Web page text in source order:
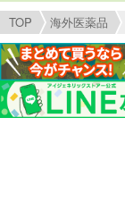
TOP 海外医薬品